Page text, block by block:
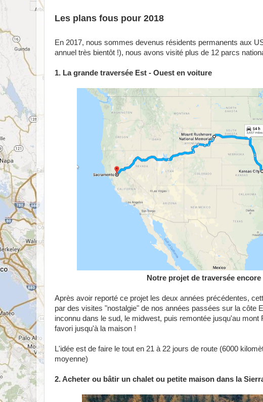
Les plans fous pour 2018
En 2017, nous sommes devenus résidents permanents aux
annuel très bientôt !), nous avons visité plus de 12 parcs
1. La grande traversée Est - Ouest en voiture
Notre projet de traversée
Après avoir reporté ce projet les deux années précédentes,
par des visites "nostalgie" de nos années passées sur la côte
inconnu dans le sud, le midwest, puis remontée jusqu'au
favori jusqu'à la maison !
L'idée est de faire le tout en 21 à 22 jours de route (6000
moyenne)
2. Acheter ou bâtir un chalet ou petite maison dans la